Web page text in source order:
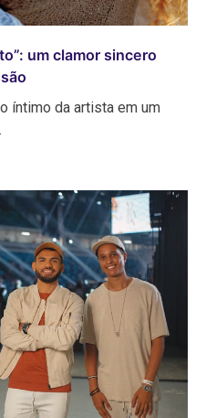
um clamor sincero
íntimo da artista em um